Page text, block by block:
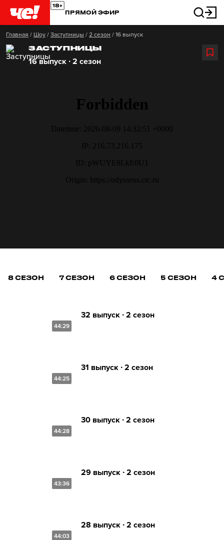
ПРЯМОЙ ЭФИР
Главная / Шоу / Заступницы / 2 сезон / 16 выпуск
ЗАСТУПНИЦЫ
16 выпуск ∙ 2 сезон
8 СЕЗОН 7 СЕЗОН 6 СЕЗОН 5 СЕЗОН 4
44:29
32 выпуск ∙ 2 сезон
44:25
31 выпуск ∙ 2 сезон
44:28
30 выпуск ∙ 2 сезон
43:36
29 выпуск ∙ 2 сезон
44:03
28 выпуск ∙ 2 сезон